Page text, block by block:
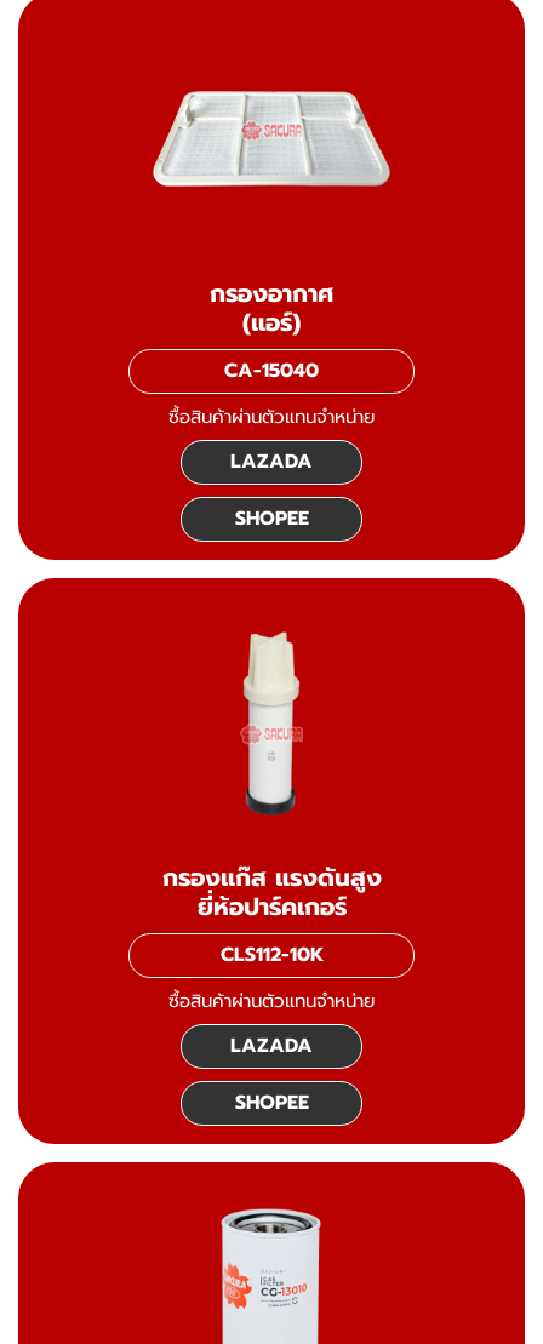
กรองอากาศ
(แอร์)
CA-15040
ซื้อสินค้าผ่านตัวแทนจำหน่าย
LAZADA
SHOPEE
กรองแก๊ส แรงดันสูง
ยี่ห้อปาร์คเกอร์
CLS112-10K
ซื้อสินค้าผ่านตัวแทนจำหน่าย
LAZADA
SHOPEE